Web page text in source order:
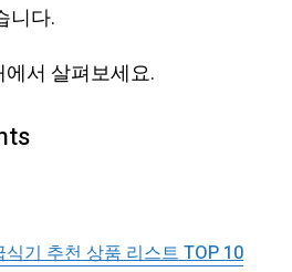
니다.
서 살펴보세요.
기 추천 상품 리스트 TOP 10